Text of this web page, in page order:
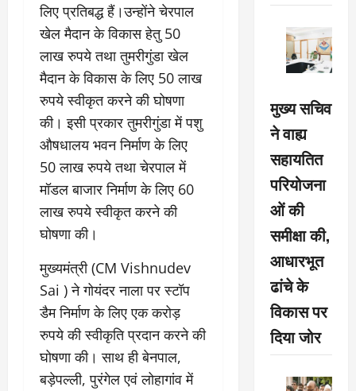
लिए प्रतिबद्ध हैं।उन्होंने चेरपाल
खेल मैदान के विकास हेतु 50
लाख रुपये तथा तुमरीगुंडा खेल
मैदान के विकास के लिए 50 लाख
रुपये स्वीकृत करने की घोषणा
की। इसी प्रकार तुमरीगुंडा में पशु
औषधालय भवन निर्माण के लिए
50 लाख रुपये तथा चेरपाल में
मॉडल बाजार निर्माण के लिए 60
लाख रुपये स्वीकृत करने की
घोषणा की।
मुख्यमंत्री (CM Vishnudev
Sai ) ने गोयंदर नाला पर स्टॉप
डैम निर्माण के लिए एक करोड़
रुपये की स्वीकृति प्रदान करने की
घोषणा की। साथ ही बेनपाल,
बड़ेपल्ली, पुरंगेल एवं लोहागांव में
मुख्य सचिव
ने वाह्य
सहायतित
परियोजना
ओं की
समीक्षा की,
आधारभूत
ढांचे के
विकास पर
दिया जोर